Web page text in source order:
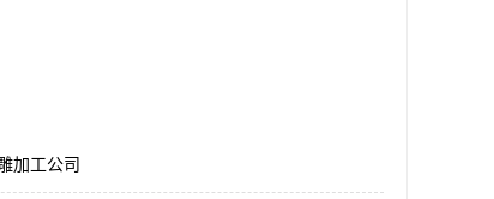
加工公司